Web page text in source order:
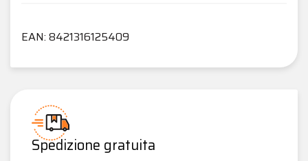
EAN: 8421316125409
Spedizione gratuita